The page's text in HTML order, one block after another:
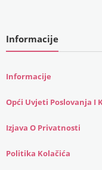
Informacije
Informacije
Opći Uvjeti Poslovanja I
Izjava O Privatnosti
Politika Kolačića